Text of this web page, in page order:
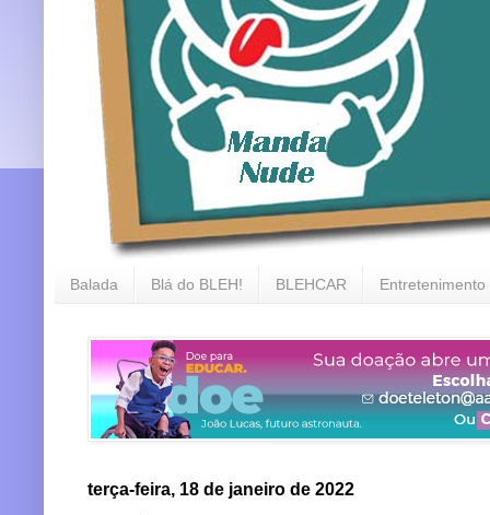
Balada Blá do BLEH! BLEHCAR Entretenimento
terça-feira, 18 de janeiro de 2022